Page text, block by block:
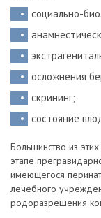
социально-
осложнения
скрининг;
состояние
Большинство из
этапе
имеющегося
лечебного
родоразрешения